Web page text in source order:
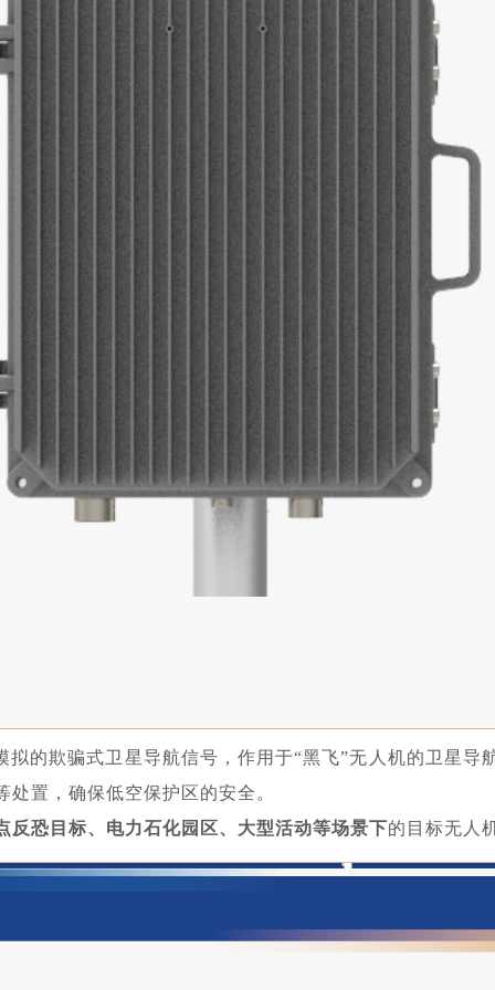
的欺骗式卫星导航信号，作用于“黑飞”无人机的卫星导
处置，确保低空保护区的安全。
反恐目标、电力石化园区、大型活动等场景下的目标无人